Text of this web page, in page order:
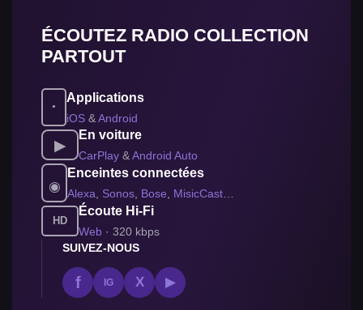
ÉCOUTEZ RADIO COLLECTION
PARTOUT
●
Applications
iOS &Android
▶
En voiture
CarPlay &Android Auto
◉
Enceintes connectées
Alexa Sonos Bose MisicCast
HD
Écoute Hi-Fi
Web · 320 kbps
SUIVEZ-NOUS
f IG X ▶